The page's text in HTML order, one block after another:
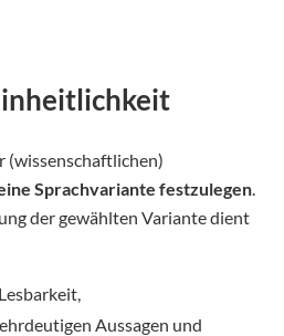
(wissenschaftlichen)
Sprachvariante festzulegen
der gewählten Variante dient
Aussagen und